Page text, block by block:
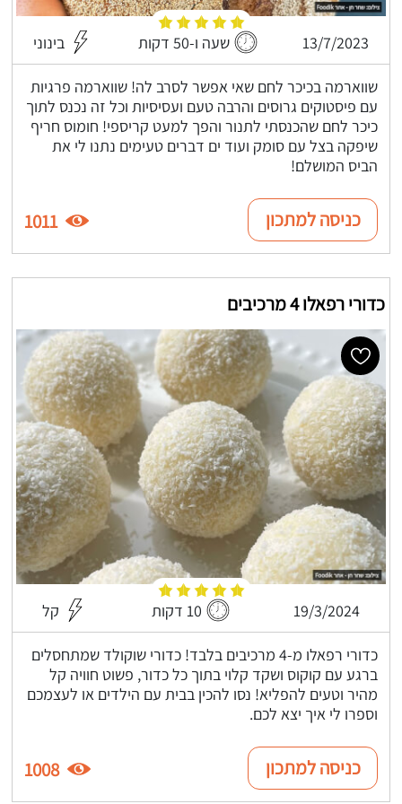
13/7/2023 שעה ו-50 דקות בינוני
שווארמה בכיכר לחם שאי אפשר לסרב לה! שווארמה פרגיות
עם פיסטוקים גרוסים והרבה טעם ועסיסיות וכל זה נכנס לתוך
כיכר לחם שהכנסתי לתנור והפך למעט קריספי! חומוס חריף
שיפקה בצל עם סומק ועוד ים דברים טעימים נתנו לי את
הביס המושלם!
כניסה למתכון 1011
כדורי רפאלו 4 מרכיבים
19/3/2024 10 דקות קל
כדורי רפאלו מ-4 מרכיבים בלבד! כדורי שוקולד שמתחסלים
ברגע עם קוקוס ושקד קלוי בתוך כל כדור, פשוט חוויה קל
מהיר וטעים להפליא! נסו להכין בבית עם הילדים או לעצמכם
וספרו לי איך יצא לכם.
כניסה למתכון 1008